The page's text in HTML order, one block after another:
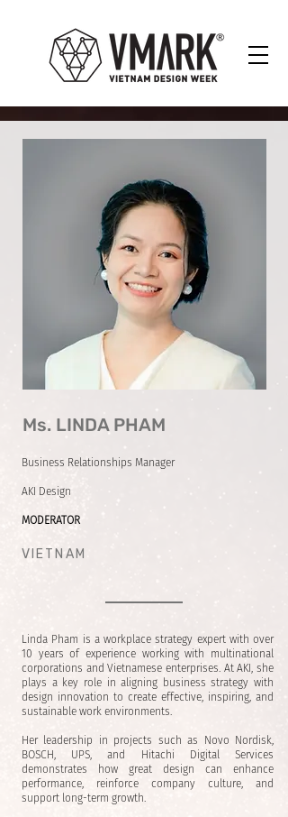
Ms. LINDA PHAM
Business Relationships Manager
AKI Design
MODERATOR
VIETNAM
Linda Pham is a workplace strategy expert with over
10 years of experience working with multinational
corporations and Vietnamese enterprises. At AKI, she
plays a key role in aligning business strategy with
design innovation to create effective, inspiring, and
sustainable work environments.
Her leadership in projects such as Novo Nordisk,
BOSCH, UPS, and Hitachi Digital Services
demonstrates how great design can enhance
performance, reinforce company culture, and
support long-term growth.